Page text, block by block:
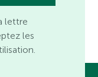
lettre
les